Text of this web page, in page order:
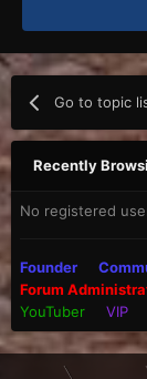
Go to topic
Recently
No registered
Founder
Forum
YouTuber
VIP